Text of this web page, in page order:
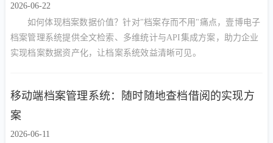
2026-06-22
如何体现档案数据价值？针对"档案存而不用"痛点，壹博电子
档案管理系统提供全文检索、多维统计与API集成方案，助力企业
实现档案数据资产化，让档案系统效益清晰可见。
移动端档案管理系统：随时随地查档借阅的实现方
案
2026-06-11